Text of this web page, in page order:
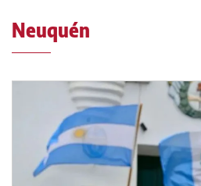
Neuquén